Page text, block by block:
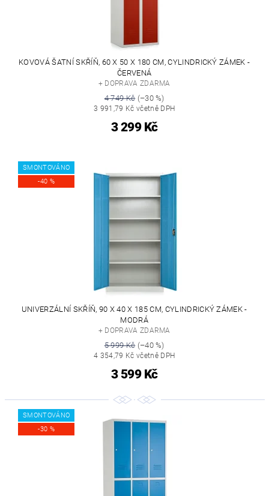
KOVOVÁ ŠATNÍ SKŘÍŇ, 60 X 50 X 180 CM, CYLINDRICKÝ ZÁMEK -
ČERVENÁ
+ DOPRAVA ZDARMA
4 749 Kč(–30 %)
3 991,79 Kč včetně DPH
3 299 Kč
SMONTOVÁNO
-40 %
UNIVERZÁLNÍ SKŘÍŇ, 90 X 40 X 185 CM, CYLINDRICKÝ ZÁMEK -
MODRÁ
+ DOPRAVA ZDARMA
5 999 Kč(–40 %)
4 354,79 Kč včetně DPH
3 599 Kč
SMONTOVÁNO
-30 %